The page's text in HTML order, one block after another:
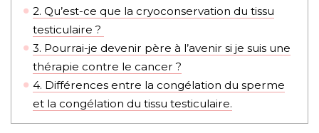
2. Qu’est-ce que la cryoconservation du tissu
testiculaire ?
3. Pourrai-je devenir père à l’avenir si je suis une
thérapie contre le cancer ?
4. Différences entre la congélation du sperme
et la congélation du tissu testiculaire.